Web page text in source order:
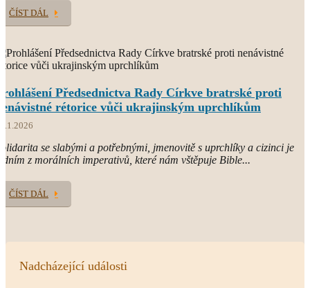
ČÍST DÁL
Předsednictva Rady Církve bratrské proti
rétorice vůči ukrajinským uprchlíkům
se slabými a potřebnými, jmenovitě s uprchlíky a cizinci je
z morálních imperativů, které nám vštěpuje Bible...
ČÍST DÁL
Nadcházející události